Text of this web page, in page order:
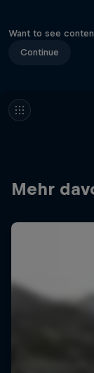
Want to see
Continue
Mehr